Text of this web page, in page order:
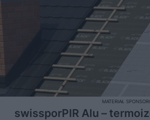
swissporPIR Alu –
MATERIAŁ